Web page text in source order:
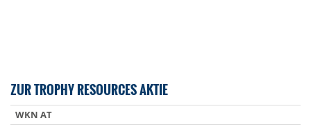
ZUR TROPHY RESOURCES AKTIE
WKN AT